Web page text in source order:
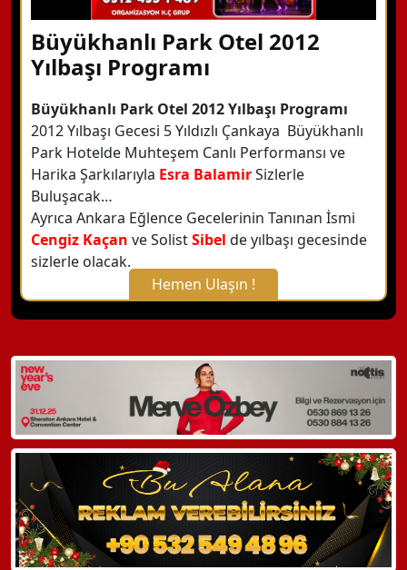
Büyükhanlı Park Otel 2012
Yılbaşı Programı
Büyükhanlı Park Otel 2012 Yılbaşı Programı
2012 Yılbaşı Gecesi 5 Yıldızlı Çankaya Büyükhanlı
Park Hotelde Muhteşem Canlı Performansı ve
Harika Şarkılarıyla Esra BalamirSizlerle
Buluşacak…
Ayrıca Ankara Eğlence Gecelerinin Tanınan İsmi
Cengiz Kaçan ve SolistSibel de yılbaşı gecesinde
sizlerle olacak.
Hemen Ulaşın !
X Kapat
WhatsApp ile Bilgi Alın
Hemen Arayın
Detaylı Bilgi Alın